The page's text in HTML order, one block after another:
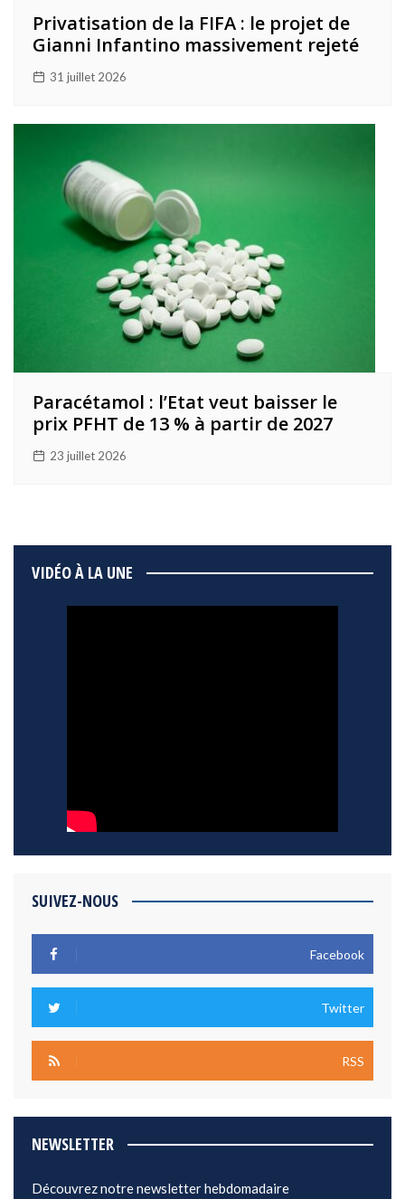
Privatisation de la FIFA : le projet de
Gianni Infantino massivement rejeté
31 juillet 2026
Paracétamol : l’Etat veut baisser le
prix PFHT de 13 % à partir de 2027
23 juillet 2026
VIDÉO À LA UNE
SUIVEZ-NOUS
Facebook
Twitter
RSS
NEWSLETTER
Découvrez notre newsletter hebdomadaire